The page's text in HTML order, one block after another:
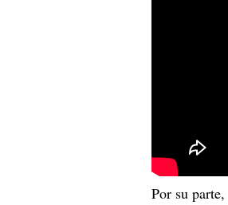
Por su parte,